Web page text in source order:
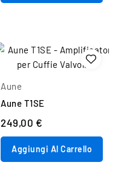
Aune
Aune T1SE
249,00 €
Aggiungi Al Carrello